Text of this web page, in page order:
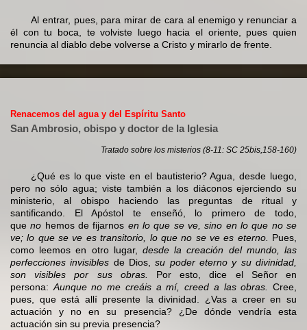
Al entrar, pues, para mirar de cara al enemigo y renunciar a
él con tu boca, te volviste luego hacia el oriente, pues quien
renuncia al diablo debe volverse a Cristo y mirarlo de frente.
Renacemos del agua y del Espíritu Santo
San Ambrosio, obispo y doctor de la Iglesia
Tratado sobre los misterios (8-11: SC 25bis,158-160)
¿Qué es lo que viste en el bautisterio? Agua, desde luego,
pero no sólo agua; viste también a los diáconos ejerciendo su
ministerio, al obispo haciendo las preguntas de ritual y
santificando. El Apóstol te enseñó, lo primero de todo,
queno hemos de fijarnos en lo que se ve, sino en lo que no se
ve; lo que se ve es transitorio, lo que no se ve es eterno.
Pues,
como leemos en otro lugar, desde la creación del mundo, las
perfecciones invisibles de Dios,su poder eterno y su divinidad,
son visibles por sus obras.
Por esto, dice el Señor en
persona: Aunque no me creáis a mí, creed a las obras.
Cree,
pues, que está allí presente la divinidad. ¿Vas a creer en su
actuación y no en su presencia? ¿De dónde vendría esta
actuación sin su previa presencia?